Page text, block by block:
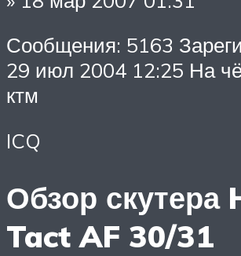
Сообщения: 5163
29 июл 2004 12:25 На
ктм
ICQ
Обзор скутера
Tact AF 30/31